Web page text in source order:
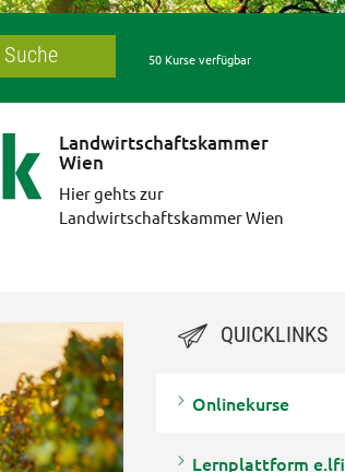
Suche 50 Kurse verfügbar
Landwirtschaftskammer
Wien
Hier gehts zur
Landwirtschaftskammer Wien
QUICKLINKS
Onlinekurse
Lernplattform e.lfi